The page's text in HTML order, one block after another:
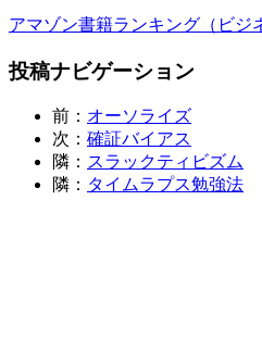
アマゾン書籍ランキング（ビジ
投稿ナビゲーション
前： オーソライズ
次： 確証バイアス
隣： スラックティビズム
隣： タイムラプス勉強法